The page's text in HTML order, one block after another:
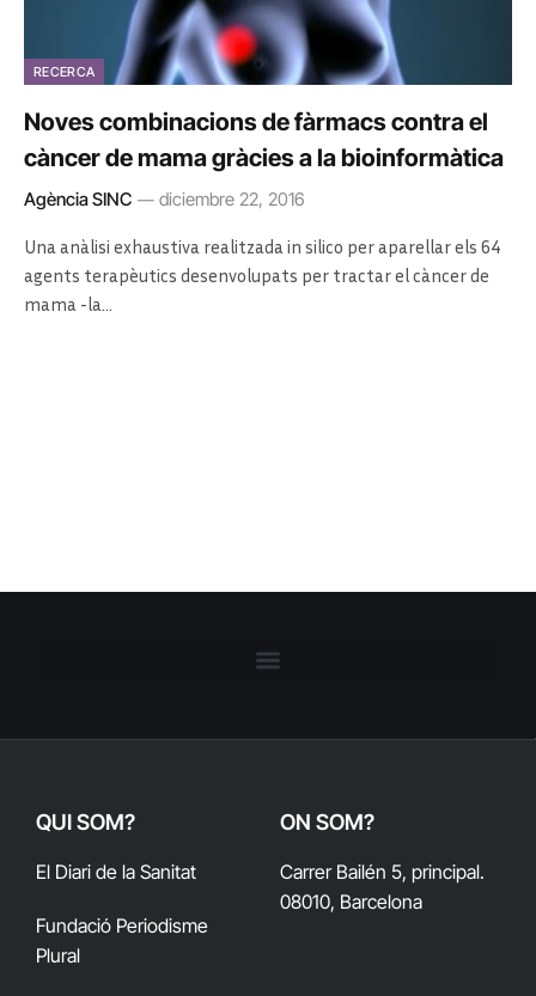
RECERCA
Noves combinacions de fàrmacs contra el
càncer de mama gràcies a la bioinformàtica
Agència SINC diciembre 22, 2016
Una anàlisi exhaustiva realitzada in silico per aparellar els 64
agents terapèutics desenvolupats per tractar el càncer de
mama -la…
QUI SOM?
El Diari de la Sanitat
Fundació Periodisme
Plural
ON SOM?
Carrer Bailén 5, principal.
08010, Barcelona